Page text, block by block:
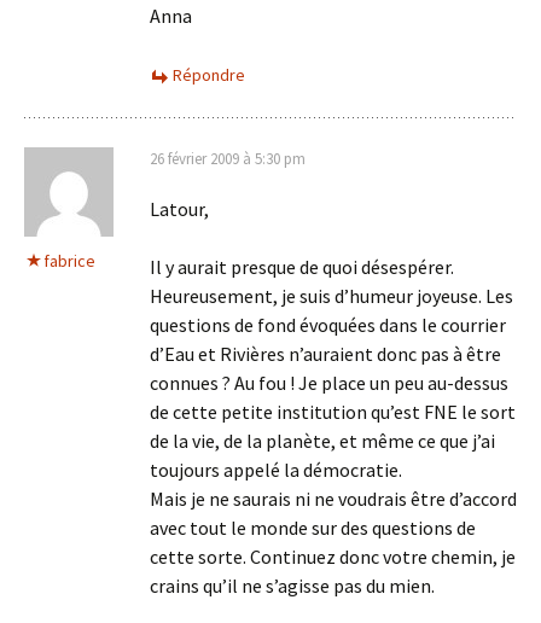
Anna
Répondre
fabrice
26 février 2009 à 5:30 pm
Latour,
Il y aurait presque de quoi désespérer.
Heureusement, je suis d’humeur joyeuse. Les
questions de fond évoquées dans le courrier
d’Eau et Rivières n’auraient donc pas à être
connues ? Au fou ! Je place un peu au-dessus
de cette petite institution qu’est FNE le sort
de la vie, de la planète, et même ce que j’ai
toujours appelé la démocratie.
Mais je ne saurais ni ne voudrais être d’accord
avec tout le monde sur des questions de
cette sorte. Continuez donc votre chemin, je
crains qu’il ne s’agisse pas du mien.